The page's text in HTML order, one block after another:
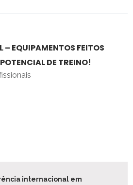
– EQUIPAMENTOS FEITOS
DE TREINO!
internacional em